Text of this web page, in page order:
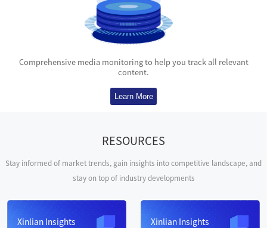
Comprehensive media monitoring to help you track all relevant
content.
Learn More
RESOURCES
Stay informed of market trends, gain insights into competitive landscape, and
stay on top of industry developments
Xinlian Insights Xinlian Insights